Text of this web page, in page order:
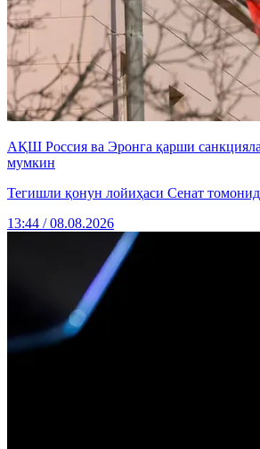
АҚШ Россия ва Эронга қарши
мумкин
Тегишли қонун лойиҳаси Сенат
13:44 / 08.08.2026